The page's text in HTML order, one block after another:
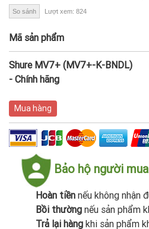
So sánh Lượt xem: 824
Mã sản phẩm
Shure MV7+ (MV7+-K-BNDL)
- Chính hãng
Mua hàng
Bảo hộ người mua
Hoàn tiền nếu không nhận
Bồi thường nếu sản phẩm
Trả lại hàng khi sản phẩm